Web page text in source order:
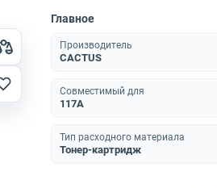
Главное
Производитель
CACTUS
Совместимый для
117A
Тип расходного материала
Тонер-картридж